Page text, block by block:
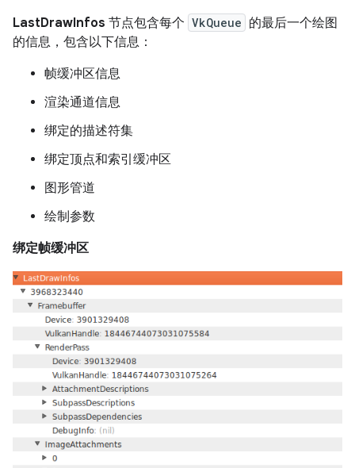
LastDrawInfos 节点包含每个 VkQueue 的最后一个绘图
的信息，包含以下信息：
帧缓冲区信息
渲染通道信息
绑定的描述符集
绑定顶点和索引缓冲区
图形管道
绘制参数
绑定帧缓冲区